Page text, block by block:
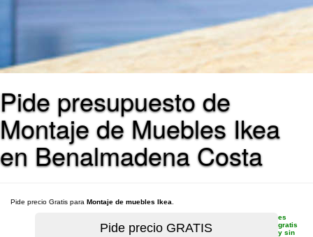
Pide presupuesto de
Montaje de Muebles Ikea
en Benalmadena Costa
Pide precio Gratis para Montaje de muebles Ikea
es
gratis
y sin